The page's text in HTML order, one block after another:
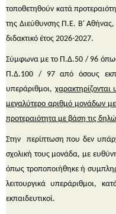
τοποθετηθούν κατά
της Διεύθυνσης Π.Ε. Β' Αθήνας,
διδακτικό έτος 2026-2027.
Σύμφωνα με το Π.Δ.50 / 96
Π.Δ.100 / 97 από όσους
υπεράριθμοι,
μεγαλύτερο αριθμό μονάδων
προτεραιότητα με βάση τις
Στην περίπτωση που δεν
σχολική τους μονάδα, με
όπως τροποποιήθηκε ή
λειτουργικά υπεράριθμοι,
εκπαιδευτικοί.